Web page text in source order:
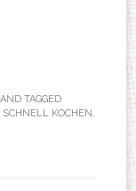
AND TAGGED
SCHNELL KOCHEN ,